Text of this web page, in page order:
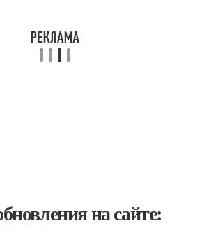
на сайте: